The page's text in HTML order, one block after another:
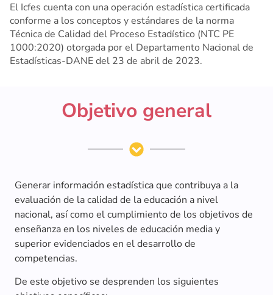
El Icfes cuenta con una operación estadística certificada
conforme a los conceptos y estándares de la norma
Técnica de Calidad del Proceso Estadístico (NTC PE
1000:2020) otorgada por el Departamento Nacionalde
Estadísticas-DANEdel 23 de abril de 2023.
Objetivo general
Generar información estadística que contribuya a la
evaluación de la calidad de la educación a nivel
nacional, así como el cumplimiento de los objetivos de
enseñanza en los niveles de educación media y
superior evidenciados en el desarrollo de
competencias.
De este objetivo se desprenden los siguientes